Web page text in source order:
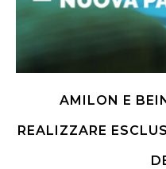
AMILON E
REALIZZARE